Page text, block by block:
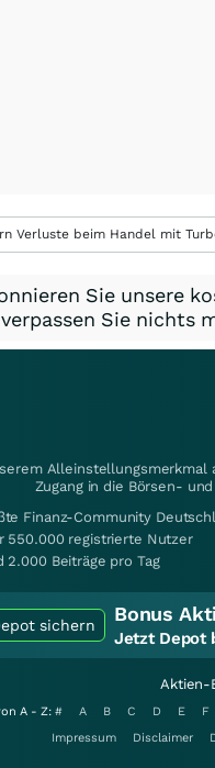
Verluste beim Handel mit
Sie unsere
verpassen Sie nichts
Zugang in die Börsen-
Finanz-Community
550.000 registrierte Nutzer
2.000 Beiträge pro Tag
sichern Bonus
Jetzt Depot
Aktien-
A - Z: # A B C D E F
Impressum
Disclaimer